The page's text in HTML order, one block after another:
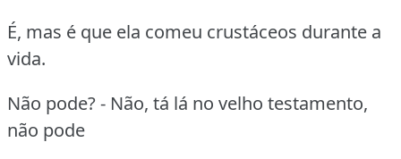
É, mas é que ela comeu crustáceos durante a
vida.
Não pode? - Não, tá lá no velho testamento,
não pode